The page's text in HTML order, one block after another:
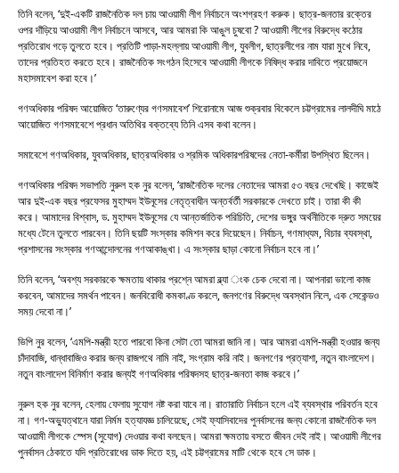
তিনি বলেন, ‘দুই-একটি রাজনৈতিক দল চায় আওয়ামী লীগ নির্বাচনে অংশগ্রহণ করুক। ছাত্র-জনতার রক্তের
ওপর দাঁড়িয়ে আওয়ামী লীগ নির্বাচনে আসবে, আর আমরা কি আঙুল চুষবো ? আওয়ামী লীগের বিরুদ্ধে কঠোর
প্রতিরোধ গড়ে তুলতে হবে। প্রতিটি পাড়া-মহল্লায় আওয়ামী লীগ, যুবলীগ, ছাত্রলীগের নাম যারা মুখে নিবে,
তাদের প্রতিহত করতে হবে। রাজনৈতিক সংগঠন হিসেবে আওয়ামী লীগকে নিষিদ্ধ করার দাবিতে প্রয়োজনে
মহাসমাবেশ করা হবে।’
গণঅধিকার পরিষদ আয়োজিত ‘তারুণ্যের গণসমাবেশ’ শিরোনামে আজ শুক্রবার বিকেলে চট্টগ্রামের লালদীঘি মাঠে
আয়োজিত গণসমাবেশে প্রধান অতিথির বক্তব্যে তিনি এসব কথা বলেন।
সমাবেশে গণঅধিকার, যুবঅধিকার, ছাত্রঅধিকার ও শ্রমিক অধিকারপরিষদের নেতা-কর্মীরা উপস্থিত ছিলেন।
গণঅধিকার পরিষদ সভাপতি নুরুল হক নুর বলেন, ‘রাজনৈতিক দলের নেতাদের আমরা ৫৩ বছর দেখেছি। কাজেই
আর দুই-এক বছর প্রফেসর মুহাম্মদ ইউনূসের নেতৃত্বাধীন অন্তর্বর্তী সরকারকে দেখতে চাই। তারা কী কী
করে। আমাদের বিশ্বাস, ড. মুহাম্মদ ইউনূসের যে আন্তর্জাতিক পরিচিতি, দেশের ভঙ্গুর অর্থনীতিকে দ্রুত সময়ের
মধ্যে টেনে তুলতে পারবেন। তিনি ছয়টি সংস্কার কমিশন করে দিয়েছেন। নির্বাচন, গণমাধ্যম, বিচার ব্যবস্থা,
প্রশাসনের সংস্কার গণআন্দোলনের গণআকাঙ্খা। এ সংস্কার ছাড়া কোনো নির্বাচন হবে না।’
তিনি বলেন, ‘অবশ্য সরকারকে ক্ষমতায় থাকার প্রশ্নে আমরা ব্ল্যা ংক চেক দেবো না। আপনারা ভালো কাজ
করবেন, আমাদের সমর্থন পাবেন। জনবিরোধী কমকাণ্ড করলে, জনগণের বিরুদ্ধে অবস্থান নিলে, এক সেকেন্ডও
সময় দেবো না।’
ভিপি নুর বলেন, ‘এমপি-মন্ত্রী হতে পারবো কিনা সেটা তো আমরা জানি না। আর আমরা এমপি-মন্ত্রী হওয়ার জন্য
চাঁদাবাজি, ধান্ধাবাজিও করার জন্য রাজপথে নামি নাই, সংগ্রাম করি নাই। জনগণের প্রত্যাশা, নতুন বাংলাদেশ।
নতুন বাংলাদেশ বিনির্মাণ করার জন্যই গণঅধিকার পরিষদসহ ছাত্র-জনতা কাজ করবে।’
নুরুল হক নুর বলেন, হেলায় ফেলায় সুযোগ নষ্ট করা যাবে না। রাতারাতি নির্বাচন হলে এই ব্যবস্থার পরিবর্তন হবে
না। গণ-অভ্যুত্থানে যারা নির্মম হত্যাযজ্ঞ চালিয়েছে, সেই ফ্যাসিবাদের পুনর্বাসনের জন্য কোনো রাজনৈতিক দল
আওয়ামী লীগকে স্পেস (সুযোগ) দেওয়ার কথা বলছেন। আমরা ক্ষমতায় বসতে জীবন দেই নাই। আওয়ামী লীগের
পুনর্বাসন ঠেকাতে যদি প্রতিরোধের ডাক দিতে হয়, এই চট্টগ্রামের মাটি থেকে হবে সে ডাক।